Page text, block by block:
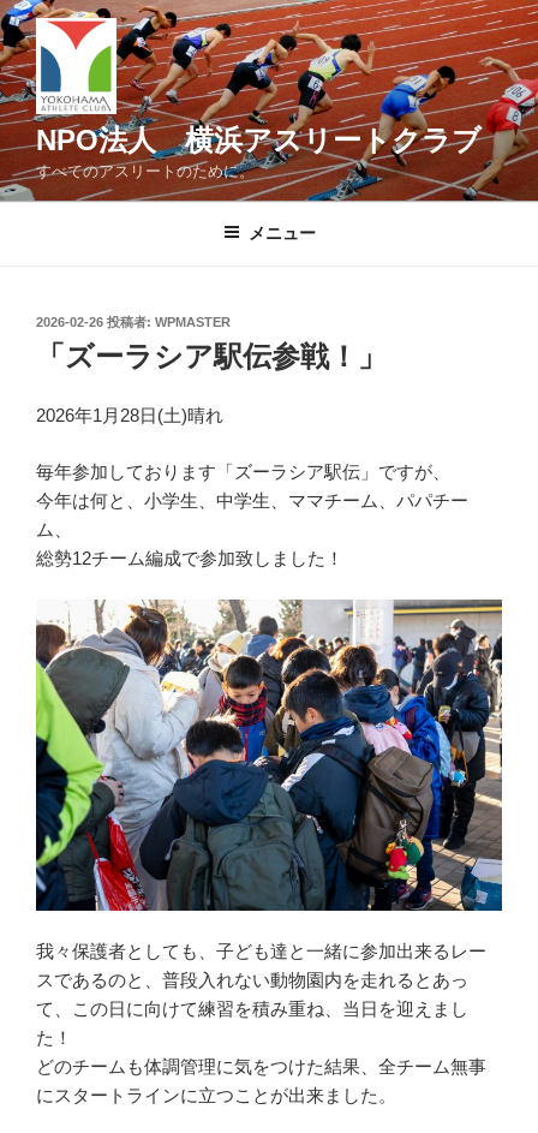
コ
ン
テ
ン
ツ
へ
ス
NPO法人 横浜アスリートクラブ
すべてのアスリートのために。
メニュー
投
2026-02-26 投稿者: WPMASTER
「ズーラシア駅伝参戦！」
2026年1月28日(土)晴れ
毎年参加しております「ズーラシア駅伝」ですが、
今年は何と、小学生、中学生、ママチーム、パパチー
ム、
総勢12チーム編成で参加致しました！
我々保護者としても、子ども達と一緒に参加出来るレー
スであるのと、普段入れない動物園内を走れるとあっ
て、この日に向けて練習を積み重ね、当日を迎えまし
た！
どのチームも体調管理に気をつけた結果、全チーム無事
にスタートラインに立つことが出来ました。